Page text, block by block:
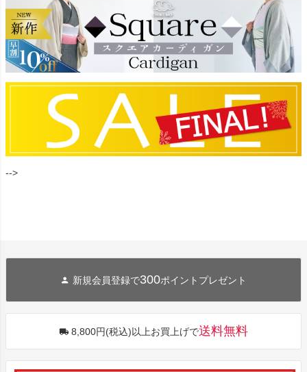
-->
新規会員登録で300ポイントプレゼント
8,800円(税込)以上お買上げで送料無料